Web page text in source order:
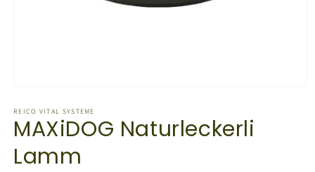
in
Modal
öffnen
REICO VITAL SYSTEME
MAXiDOG Naturleckerli
Lamm